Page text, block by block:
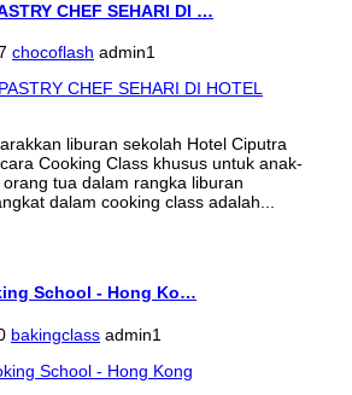
CHEF SEHARI DI …
chocoflash admin1
liburan sekolah Hotel Ciputra
Cooking Class khusus untuk anak-
tua dalam rangka liburan
dalam cooking class adalah...
School - Hong Ko…
bakingclass admin1